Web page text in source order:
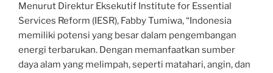
Menurut Direktur Eksekutif Institute for Essential
Services Reform (IESR), Fabby Tumiwa, “Indonesia
memiliki potensi yang besar dalam pengembangan
energi terbarukan. Dengan memanfaatkan sumber
daya alam yang melimpah, seperti matahari, angin, dan